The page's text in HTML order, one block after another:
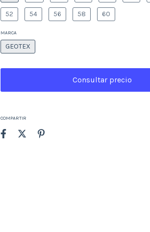
52 54 56 58 60
MARCA
GEOTEX
COMPARTIR